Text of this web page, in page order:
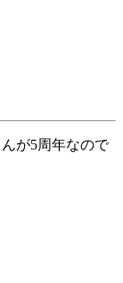
が5周年なので